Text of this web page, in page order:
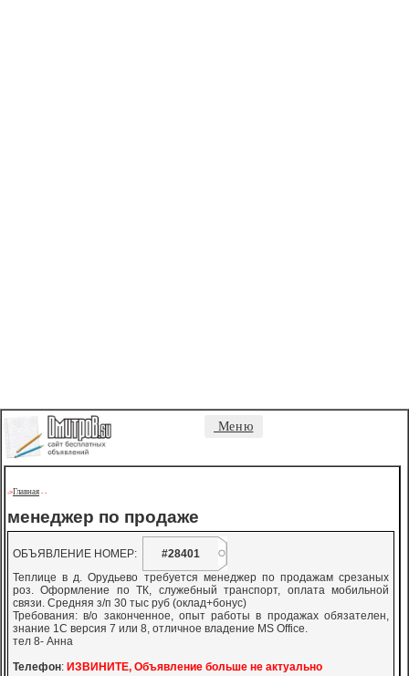
Меню
->Главная - -
менеджер по продаже
ОБЪЯВЛЕНИЕ НОМЕР:
#28401
Теплице в д. Орудьево требуется менеджер по продажам срезаных
роз. Оформление по ТК, служебный транспорт, оплата мобильной
связи. Средняя з/п 30 тыс руб (оклад+бонус)
Требования: в/о законченное, опыт работы в продажах обязателен,
знание 1С версия 7 или 8, отличное владение MS Office.
тел 8- Анна
Телефон: ИЗВИНИТЕ, Объявление больше не актуально